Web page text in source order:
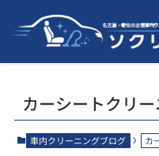
カーシートクリ
車内クリーニングブログ カ